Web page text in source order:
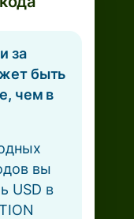
за
быть
чем в
вы
USD в